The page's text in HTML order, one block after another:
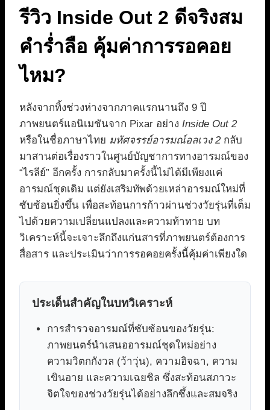
รีวิว Inside Out 2 ดีจริงสม
คำร่ำลือ คุ้มค่าการรอคอย
ไหม?
หลังจากทิ้งช่วงห่างจากภาคแรกนานถึง 9 ปี
ภาพยนตร์แอนิเมชันจาก Pixar อย่าง Inside Out 2
หรือในชื่อภาษาไทย มหัศจรรย์อารมณ์อลเวง 2กลับ
มาสานต่อเรื่องราวในศูนย์บัญชาการทางอารมณ์ของ
“ไรลีย์” อีกครั้ง การกลับมาครั้งนี้ไม่ได้มีเพียงแค่
อารมณ์ชุดเดิม แต่ยังเสริมทัพด้วยเหล่าอารมณ์ใหม่ที่
ซับซ้อนยิ่งขึ้น เพื่อสะท้อนการก้าวผ่านช่วงวัยรุ่นที่เต็ม
ไปด้วยความเปลี่ยนแปลงและความท้าทาย บท
วิเคราะห์นี้จะเจาะลึกถึงแก่นสารที่ภาพยนตร์ต้องการ
สื่อสาร และประเมินว่าการรอคอยครั้งนี้คุ้มค่าเพียงใด
ประเด็นสำคัญในบทวิเคราะห์
การสำรวจอารมณ์ที่ซับซ้อนของวัยรุ่น:
ภาพยนตร์นำเสนออารมณ์ชุดใหม่อย่าง
ความวิตกกังวล (ว้าวุ่น), ความอิจฉา, ความ
เขินอาย และความเฉยชิล ซึ่งสะท้อนสภาวะ
จิตใจของช่วงวัยรุ่นได้อย่างลึกซึ้งและสมจริง